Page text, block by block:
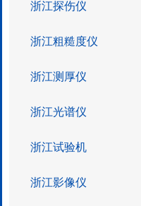
浙江探伤仪
浙江粗糙度仪
浙江测厚仪
浙江光谱仪
浙江试验机
浙江影像仪